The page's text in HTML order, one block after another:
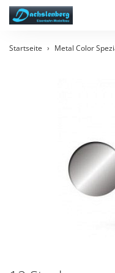
Startseite Metal Color